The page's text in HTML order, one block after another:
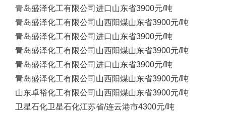
青岛盛泽化工有限公司 进口山东省3900元/吨
青岛盛泽化工有限公司 山西阳煤山东省3900元/吨
青岛盛泽化工有限公司 进口山东省3900元/吨
青岛盛泽化工有限公司 山西阳煤山东省3900元/吨
青岛盛泽化工有限公司 进口山东省3900元/吨
青岛盛泽化工有限公司 山西阳煤山东省3900元/吨
山东卓裕化工有限公司 山西阳煤山东省3900元/吨
卫星石化卫星石化江苏省/连云港市4300元/吨